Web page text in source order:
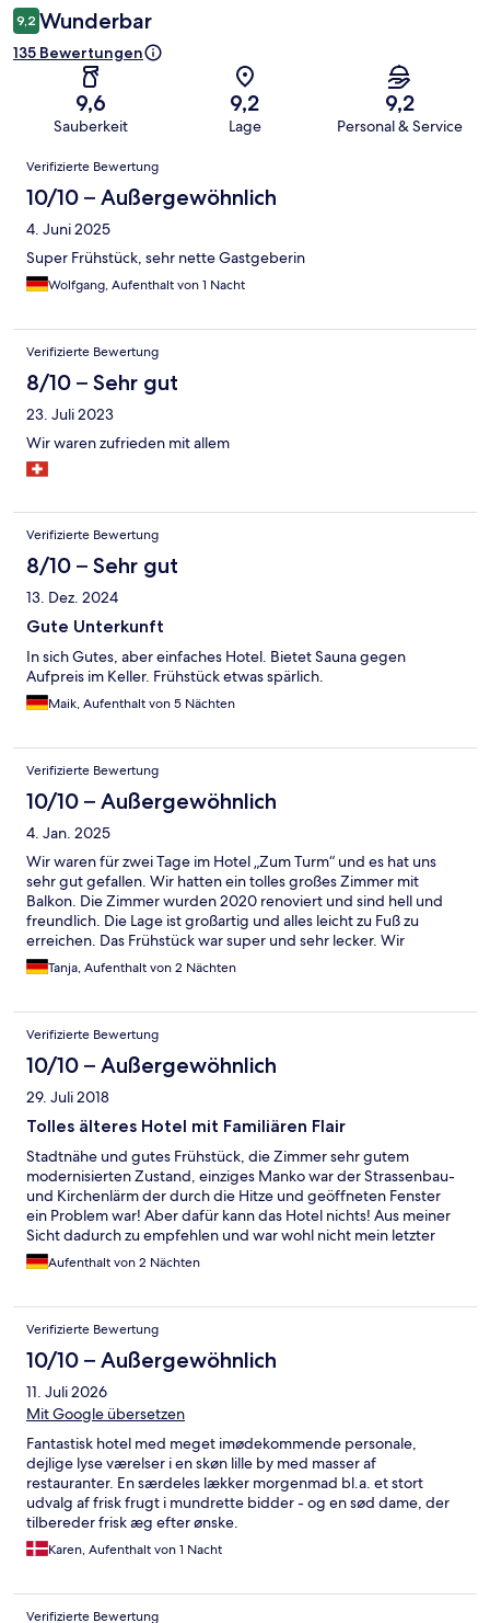
9,2 Wunderbar
135 Bewertungen
9,6
Sauberkeit
9,2
Lage
9,2
Personal & Service
Bewertungen
Verifizierte Bewertung
10/10 – Außergewöhnlich
4. Juni 2025
Super Frühstück, sehr nette Gastgeberin
Wolfgang, Aufenthalt von 1 Nacht
Verifizierte Bewertung
8/10 – Sehr gut
23. Juli 2023
Wir waren zufrieden mit allem
Verifizierte Bewertung
8/10 – Sehr gut
13. Dez. 2024
Gute Unterkunft
In sich Gutes, aber einfaches Hotel. Bietet Sauna gegen
Aufpreis im Keller. Frühstück etwas spärlich.
Maik, Aufenthalt von 5 Nächten
Verifizierte Bewertung
10/10 – Außergewöhnlich
4. Jan. 2025
Wir waren für zwei Tage im Hotel „Zum Turm“ und es hat uns
sehr gut gefallen. Wir hatten ein tolles großes Zimmer mit
Balkon. Die Zimmer wurden 2020 renoviert und sind hell und
freundlich. Die Lage ist großartig und alles leicht zu Fuß zu
erreichen. Das Frühstück war super und sehr lecker. Wir
kommen wieder!
Tanja, Aufenthalt von 2 Nächten
Verifizierte Bewertung
10/10 – Außergewöhnlich
29. Juli 2018
Tolles älteres Hotel mit Familiären Flair
Stadtnähe und gutes Frühstück, die Zimmer sehr gutem
modernisierten Zustand, einziges Manko war der Strassenbau-
und Kirchenlärm der durch die Hitze und geöffneten Fenster
ein Problem war! Aber dafür kann das Hotel nichts! Aus meiner
Sicht dadurch zu empfehlen und war wohl nicht mein letzter
Aufenthalt dort!
Aufenthalt von 2 Nächten
Verifizierte Bewertung
10/10 – Außergewöhnlich
11. Juli 2026
Mit Google übersetzen
Fantastisk hotel med meget imødekommende personale,
dejlige lyse værelser i en skøn lille by med masser af
restauranter. En særdeles lækker morgenmad bl.a. et stort
udvalg af frisk frugt i mundrette bidder - og en sød dame, der
tilbereder frisk æg efter ønske.
Karen, Aufenthalt von 1 Nacht
Verifizierte Bewertung